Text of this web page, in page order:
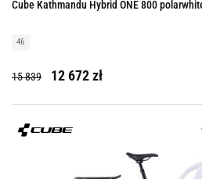
Cube Kathmandu Hybrid ONE 800
46
15 839 12 672 zł